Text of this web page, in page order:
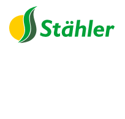
string(78) "Test 12 {FONT:12}
asdfW134 245 34" string(62)
123 dfasdf asdfW134 245 34"